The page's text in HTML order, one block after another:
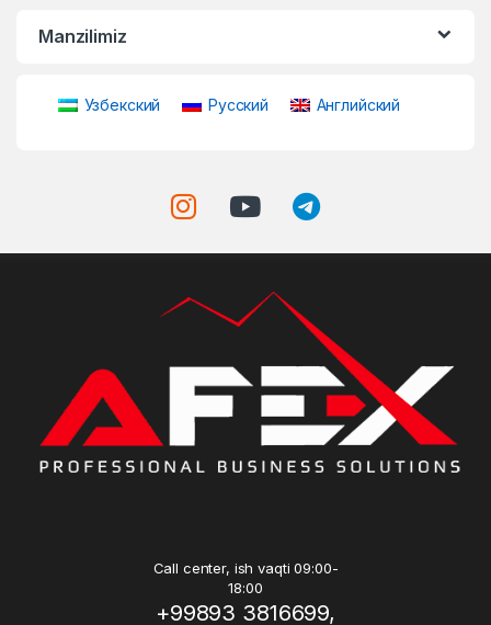
Manzilimiz
Узбекский Русский Английский
Call center, ish vaqti 09:00-
18:00
+99893 3816699,